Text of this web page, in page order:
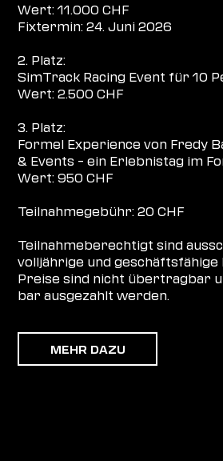
Wert: 11.000 CHF
Fixtermin: 24. Juni 2026
2. Platz:
SimTrack Racing Event für 10
Wert: 2.500 CHF
3. Platz:
Formel Experience von Fredy
& Events – ein Erlebnistag im
Wert: 950 CHF
Teilnahmegebühr: 20 CHF
Teilnahmeberechtigt sind
volljährige und geschäftsfähige
Preise sind nicht übertragbar
bar ausgezahlt werden.
MEHR DAZU